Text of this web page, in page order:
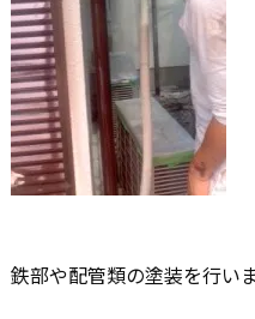
鉄部や配管類の塗装を行い